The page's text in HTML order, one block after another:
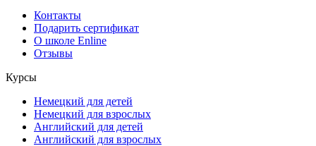
Контакты
Подарить сертификат
О школе Enline
Отзывы
Курсы
Немецкий для детей
Немецкий для взрослых
Английский для детей
Английский для взрослых